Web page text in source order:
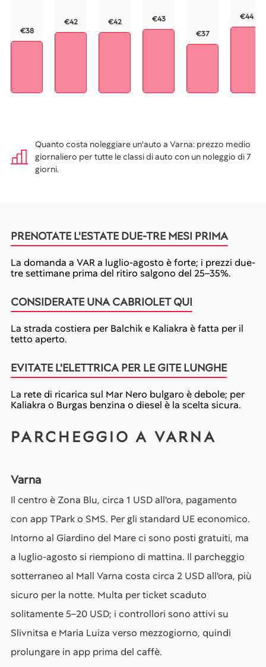
€38
€42 €42
€43
€37
€44
Quanto costa noleggiare un'auto a Varna: prezzo medio
giornaliero per tutte le classi di auto con un noleggio di 7
giorni.
PRENOTATE L'ESTATE DUE-TRE MESI PRIMA
La domanda a VAR a luglio-agosto è forte; i prezzi due-
tre settimane prima del ritiro salgono del 25–35%.
CONSIDERATE UNA CABRIOLET QUI
La strada costiera per Balchik e Kaliakra è fatta per il
tetto aperto.
EVITATE L'ELETTRICA PER LE GITE LUNGHE
La rete di ricarica sul Mar Nero bulgaro è debole; per
Kaliakra o Burgas benzina o diesel è la scelta sicura.
PARCHEGGIO A VARNA
Varna
Il centro è Zona Blu, circa 1 USD all'ora, pagamento
con app TPark o SMS. Per gli standard UE economico.
Intorno al Giardino del Mare ci sono posti gratuiti, ma
a luglio-agosto si riempiono di mattina. Il parcheggio
sotterraneo al Mall Varna costa circa 2 USD all'ora, più
sicuro per la notte. Multa per ticket scaduto
solitamente 5–20 USD; i controllori sono attivi su
Slivnitsa e Maria Luiza verso mezzogiorno, quindi
prolungare in app prima del caffè.